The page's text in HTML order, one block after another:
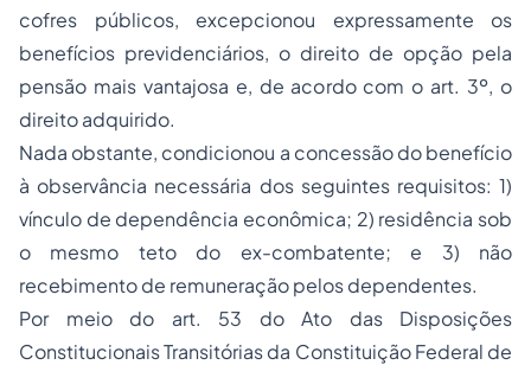
cofres públicos, excepcionou expressamente os
benefícios previdenciários, o direito de opção pela
pensão mais vantajosa e, de acordo com o art. 3º, o
direito adquirido.
Nada obstante, condicionou a concessão do benefício
à observância necessária dos seguintes requisitos: 1)
vínculo de dependência econômica; 2) residência sob
o mesmo teto do ex-combatente; e 3) não
recebimento de remuneração pelos dependentes.
Por meio do art. 53 do Ato das Disposições
Constitucionais Transitórias da Constituição Federal de